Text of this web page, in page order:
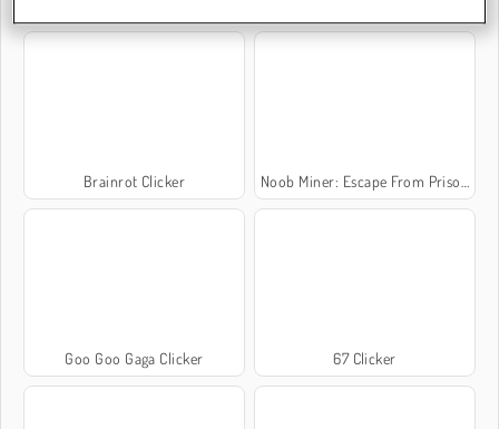
Brainrot Clicker Noob Miner: Escape From Prison
Goo Goo Gaga Clicker 67 Clicker